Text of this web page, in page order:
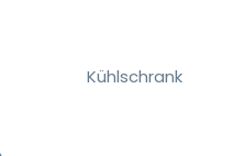
Kühlschrank